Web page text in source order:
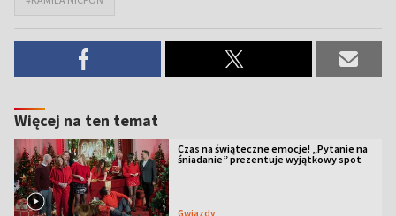
Więcej na ten temat
Czas na świąteczne emocje! „Pytanie na
śniadanie” prezentuje wyjątkowy spot
Gwiazdy